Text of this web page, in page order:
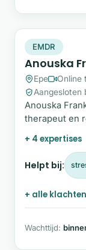
Direct te boeken
EMDR
Anouska
Epe Online
Aangesloten
Anouska
therapeut en
+ 4 expertises
Helpt bij:
+ alle klachten
Wachttijd: